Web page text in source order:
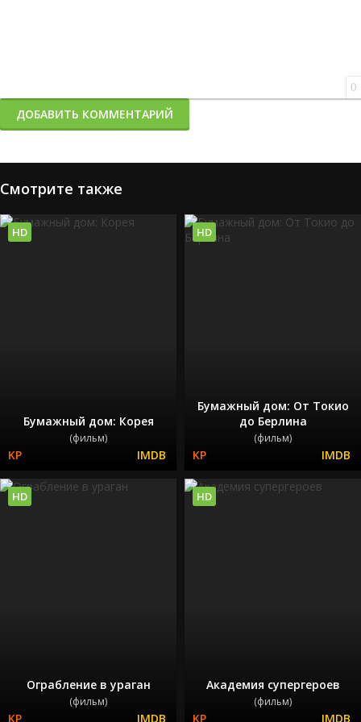
0
ДОБАВИТЬ КОММЕНТАРИЙ
Смотрите также
Бумажный дом: Корея
(фильм)
HD
Бумажный дом: От Токио
до Берлина
(фильм)
HD
Ограбление в ураган
(фильм)
HD
Академия супергероев
(фильм)
HD